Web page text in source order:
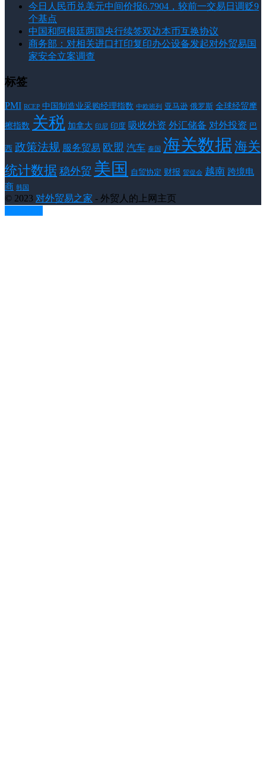
今日人民币兑美元中间价报6.7904，较前一交易日调贬9
个基点
中国和阿根廷两国央行续签双边本币互换协议
商务部：对相关进口打印复印办公设备发起对外贸易国
家安全立案调查
标签
PMI RCEP 中国制造业采购经理指数 中欧班列 亚马逊 俄罗斯 全球经贸摩
擦指数 关税 加拿大 印尼 印度 吸收外资 外汇储备 对外投资 巴
西 政策法规 服务贸易 欧盟 汽车 泰国 海关数据 海关
统计数据 稳外贸 美国 自贸协定 财报 贸促会 越南 跨境电
商 韩国
© 2023 对外贸易之家 - 外贸人的上网主页